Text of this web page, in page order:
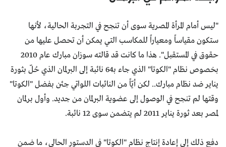
"ليس أمام المرأة المصرية سوى أن تنجح في التجربة الحالية، لأنها
ستكون مقياساً ومعياراً للمكاسب التي يمكن أن تحصل عليها من
حقوق في المستقبل". هذا ما كانت قد قالته سوزان مبارك عام 2010
بخصوص نظام "الكوتا" الذي جاء بـ64 نائبة إلى البرلمان الذي حُلّ بثورة
يناير ضد نظام مبارك.. لكن أيّاً من النائبات اللواتي جئن بفضل "الكوتا"
وقتها لم تنجح في الوصول إلى عضوية البرلمان من جديد. وأول برلمان
لمصر بعد ثورة يناير 2011 لم يتضمن سوى 12 نائبة.
دفع ذلك إلى إعادة إنتاج نظام "الكوتا" في الدستور الحالي، ما ضمن